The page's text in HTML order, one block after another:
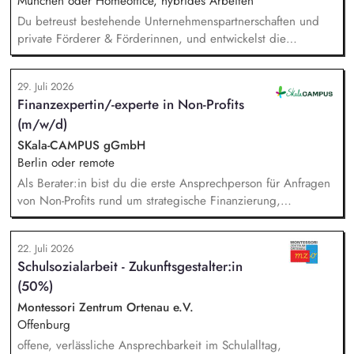
Du betreust bestehende Unternehmenspartnerschaften und
private Förderer & Förderinnen, und entwickelst die
Zusammenarbeit systematisch weiter. Du identifizierst neue
Unternehmen und Förderer & Förderinnen und sprichst sie
aktiv an. Du planst und setzt Fundraising-Maßnahmen
eigenständig um und verfolgst deren Ergebnisse. Du
arbeitest eng mit der Landesdirektion, dem Marketing und
unseren Programmkollegen zusammen.
29. Juli 2026
Finanzexpertin/-experte in Non-Profits
(m/w/d)
SKala-CAMPUS gGmbH
Berlin oder remote
Als Berater:in bist du die erste Ansprechperson für Anfragen
von Non-Profits rund um strategische Finanzierung,
Finanzmanagement und Fundraising. Dabei entwickelst du
den gesamten Prozess von der Anfrage über
Angebotserstellung bis zur eigenverantwortlichen Umsetzung.
Auf Basis der jeweiligen Herausforderungen entwickelst du
passgenaue Beratungsprozesse und berätst Organisationen zu
zentralen Fragen ihrer finanziellen Steuerung und
strategischen Weiterentwicklung.
22. Juli 2026
Schulsozialarbeit - Zukunftsgestalter:in
(50%)
Montessori Zentrum Ortenau e.V.
Offenburg
offene, verlässliche Ansprechbarkeit im Schulalltag,